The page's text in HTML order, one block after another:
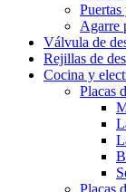
Puertas
Agarre
Válvula de
Rejillas de
Cocina y
Placas
Placas